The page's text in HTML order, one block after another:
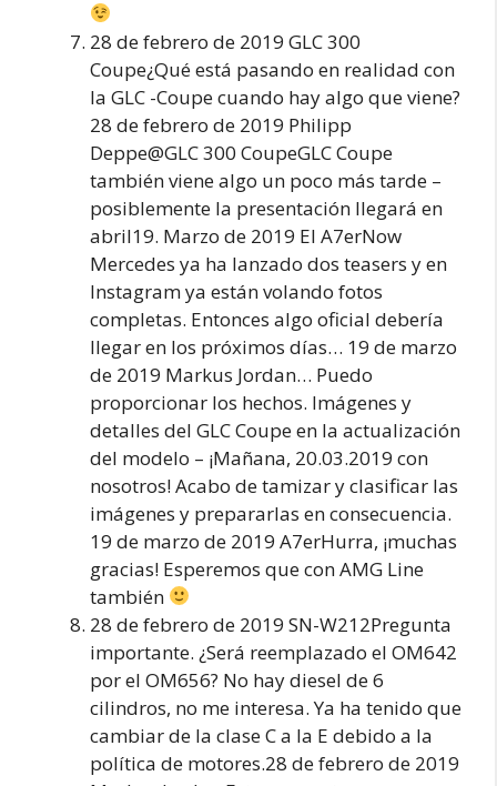
28 de febrero de 2019 GLC 300
Coupe¿Qué está pasando en realidad con
la GLC -Coupe cuando hay algo que viene?
28 de febrero de 2019 Philipp
Deppe@GLC 300 CoupeGLC Coupe
también viene algo un poco más tarde –
posiblemente la presentación llegará en
abril19. Marzo de 2019 El A7erNow
Mercedes ya ha lanzado dos teasers y en
Instagram ya están volando fotos
completas. Entonces algo oficial debería
llegar en los próximos días… 19 de marzo
de 2019 Markus Jordan… Puedo
proporcionar los hechos. Imágenes y
detalles del GLC Coupe en la actualización
del modelo – ¡Mañana, 20.03.2019 con
nosotros! Acabo de tamizar y clasificar las
imágenes y prepararlas en consecuencia.
19 de marzo de 2019 A7erHurra, ¡muchas
gracias! Esperemos que con AMG Line
también
28 de febrero de 2019 SN-W212Pregunta
importante. ¿Será reemplazado el OM642
por el OM656? No hay diesel de 6
cilindros, no me interesa. Ya ha tenido que
cambiar de la clase C a la E debido a la
política de motores.28 de febrero de 2019